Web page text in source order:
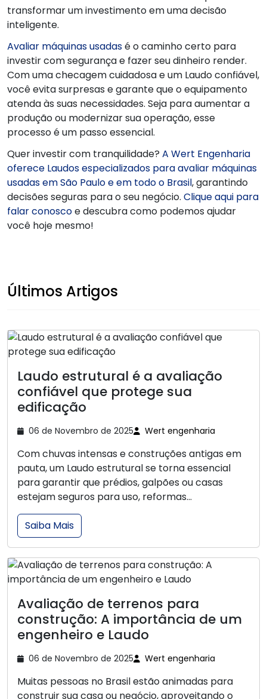
transformar um investimento em uma decisão
inteligente.
Avaliar máquinas usadasé o caminho certo para
investir com segurança e fazer seu dinheiro render.
Com uma checagem cuidadosa e um Laudo confiável,
você evita surpresas e garante que o equipamento
atenda às suas necessidades. Seja para aumentar a
produção ou modernizar sua operação, esse
processo é um passo essencial.
Quer investir com tranquilidade? A Wert Engenharia
oferece Laudos especializados para avaliar máquinas
usadas em São Paulo e em todo o Brasil, garantindo
decisões seguras para o seu negócio. Clique aqui para
falar conoscoe descubra como podemos ajudar
você hoje mesmo!
Últimos Artigos
Laudo estrutural é a avaliação
confiável que protege sua
edificação
06 de Novembro de 2025 Wert engenharia
Com chuvas intensas e construções antigas em
pauta, um Laudo estrutural se torna essencial
para garantir que prédios, galpões ou casas
estejam seguros para uso, reformas...
Saiba Mais
Avaliação de terrenos para
construção: A importância de um
engenheiro e Laudo
06 de Novembro de 2025 Wert engenharia
Muitas pessoas no Brasil estão animadas para
construir sua casa ou negócio, aproveitando o